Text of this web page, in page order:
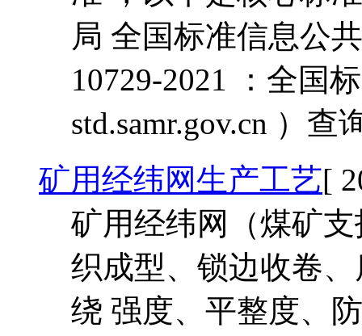
局 全国标准信息公
10729-2021 ：全国
std.samr.gov.cn ）查
矿用经纬网生产工艺[
矿用经纬网（煤矿
织成型、锁边收卷
绕 强度、平整度、